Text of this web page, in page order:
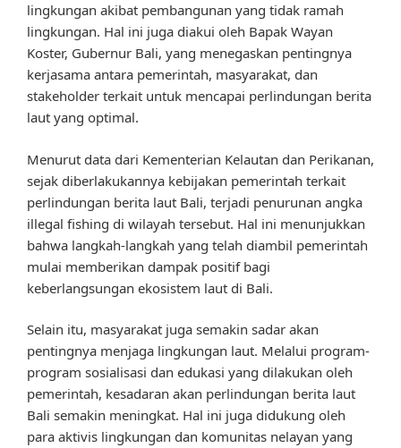
lingkungan akibat pembangunan yang tidak ramah
lingkungan. Hal ini juga diakui oleh Bapak Wayan
Koster, Gubernur Bali, yang menegaskan pentingnya
kerjasama antara pemerintah, masyarakat, dan
stakeholder terkait untuk mencapai perlindungan berita
laut yang optimal.
Menurut data dari Kementerian Kelautan dan Perikanan,
sejak diberlakukannya kebijakan pemerintah terkait
perlindungan berita laut Bali, terjadi penurunan angka
illegal fishing di wilayah tersebut. Hal ini menunjukkan
bahwa langkah-langkah yang telah diambil pemerintah
mulai memberikan dampak positif bagi
keberlangsungan ekosistem laut di Bali.
Selain itu, masyarakat juga semakin sadar akan
pentingnya menjaga lingkungan laut. Melalui program-
program sosialisasi dan edukasi yang dilakukan oleh
pemerintah, kesadaran akan perlindungan berita laut
Bali semakin meningkat. Hal ini juga didukung oleh
para aktivis lingkungan dan komunitas nelayan yang